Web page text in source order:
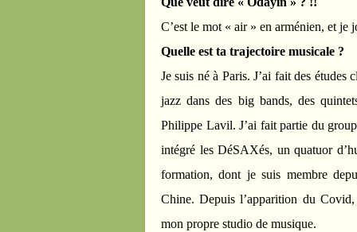
C’est le mot « air » en arménien, et je
Quelle est ta trajectoire musicale ?
Je suis né à Paris. J’ai fait des
jazz dans des big bands, des
Philippe Lavil. J’ai fait partie du
intégré les DéSAXés, un quatuor
formation, dont je suis membre
Chine. Depuis l’apparition du
mon propre studio de musique.